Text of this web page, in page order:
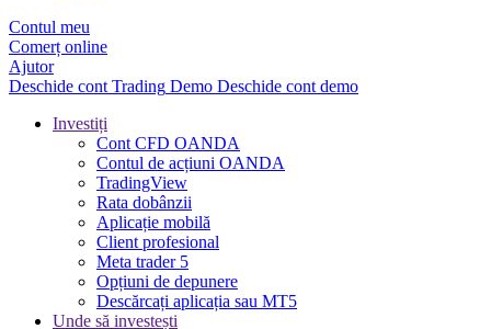
Contul meu
Comerț online
Ajutor
Deschide cont Trading Demo Deschide cont demo
Investiți
Cont CFD OANDA
Contul de acțiuni OANDA
TradingView
Rata dobânzii
Aplicație mobilă
Client profesional
Meta trader 5
Opțiuni de depunere
Descărcați aplicația sau MT5
Unde să investești